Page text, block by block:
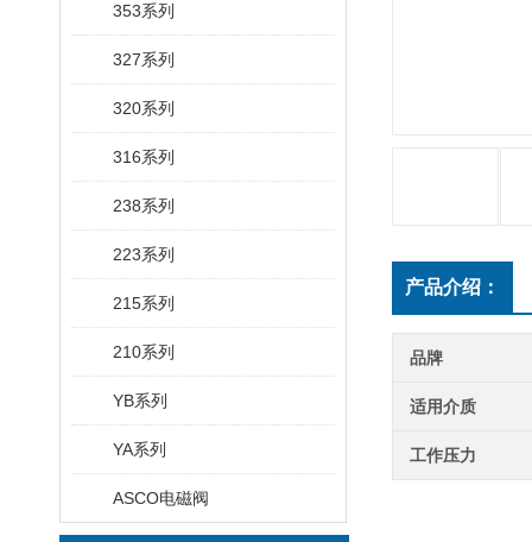
353系列
327系列
320系列
316系列
238系列
223系列
215系列
210系列
YB系列
YA系列
ASCO电磁阀
产品介绍：
品牌
适用介质
工作压力